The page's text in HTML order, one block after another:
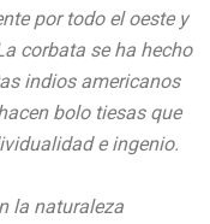
por todo el oeste y
corbata se ha hecho
indios americanos
bolo tiesas que
e ingenio.
la naturaleza